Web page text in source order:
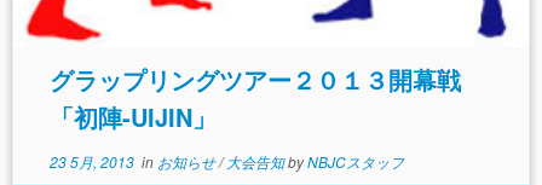
グラップリングツアー２０１３開幕戦
「初陣-UIJIN」
23 5月, 2013in お知らせ/大会告知byNBJCスタッフ